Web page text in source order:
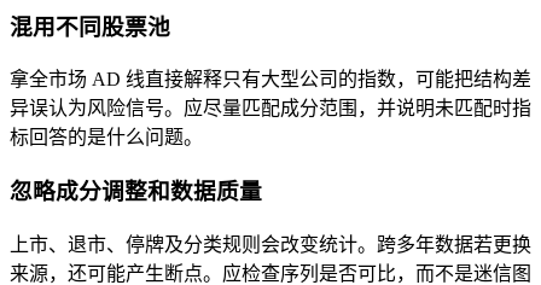
混用不同股票池
拿全市场 AD 线直接解释只有大型公司的指数，可能把结构差
异误认为风险信号。应尽量匹配成分范围，并说明未匹配时指
标回答的是什么问题。
忽略成分调整和数据质量
上市、退市、停牌及分类规则会改变统计。跨多年数据若更换
来源，还可能产生断点。应检查序列是否可比，而不是迷信图